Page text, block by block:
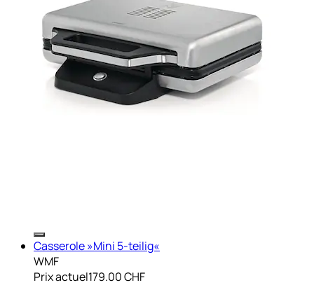
Casserole »Mini 5-teilig«
WMF
Prix actuel179.00 CHF